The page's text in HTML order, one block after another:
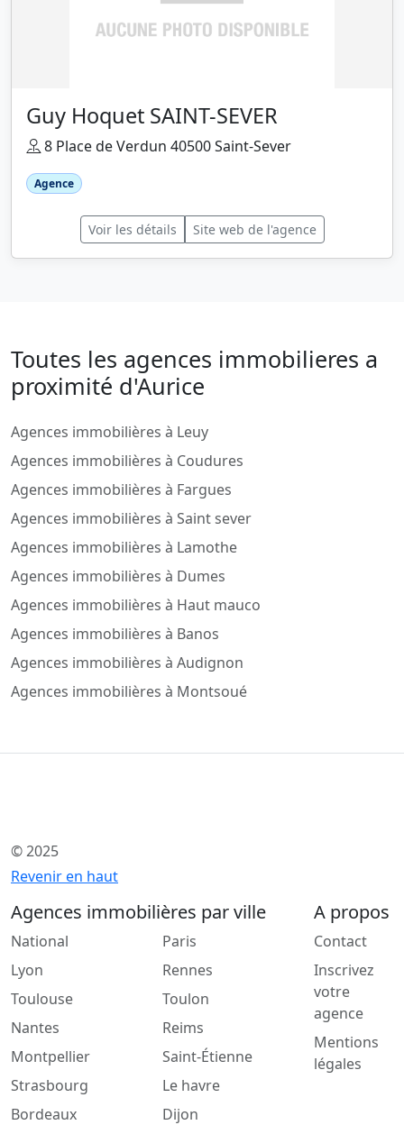
Guy Hoquet SAINT-SEVER
8 Place de Verdun 40500 Saint-Sever
Agence
Voir les détails Site web de l'agence
Toutes les agences immobilieres a
proximité d'Aurice
Agences immobilières à Leuy
Agences immobilières à Coudures
Agences immobilières à Fargues
Agences immobilières à Saint sever
Agences immobilières à Lamothe
Agences immobilières à Dumes
Agences immobilières à Haut mauco
Agences immobilières à Banos
Agences immobilières à Audignon
Agences immobilières à Montsoué
© 2025
Revenir en haut
Agences immobilières par ville
National
Lyon
Toulouse
Nantes
Montpellier
Strasbourg
Bordeaux
Paris
Rennes
Toulon
Reims
Saint-Étienne
Le havre
Dijon
A propos
Contact
Inscrivez
votre
agence
Mentions
légales